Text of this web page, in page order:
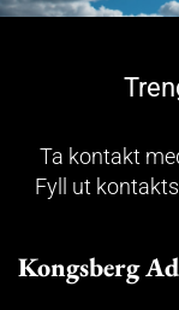
Ta kontakt
Fyll ut
Kongsberg